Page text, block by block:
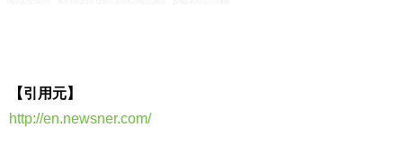
【引用元】
http://en.newsner.com/